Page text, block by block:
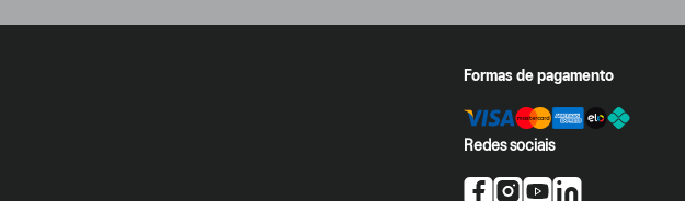
Formas de pagamento
Redes sociais